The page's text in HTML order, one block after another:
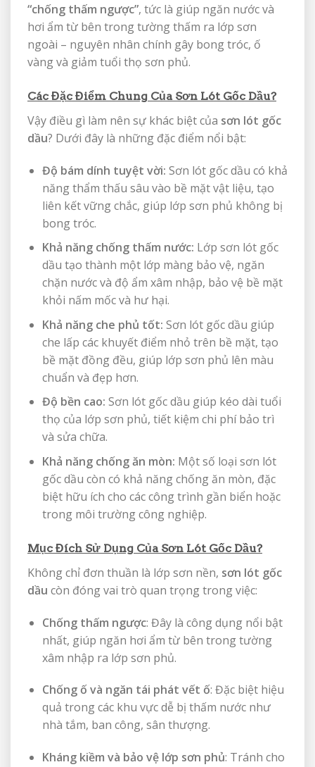
“chống thấm ngược”, tức là giúp ngăn nước và
hơi ẩm từ bên trong tường thấm ra lớp sơn
ngoài – nguyên nhân chính gây bong tróc, ố
vàng và giảm tuổi thọ sơn phủ.
Các Đặc Điểm Chung Của Sơn Lót Gốc Dầu?
Vậy điều gì làm nên sự khác biệt của sơn lót gốc
dầu? Dưới đây là những đặc điểm nổi bật:
Độ bám dính tuyệt vời: Sơn lót gốc dầu có khả
năng thẩm thấu sâu vào bề mặt vật liệu, tạo
liên kết vững chắc, giúp lớp sơn phủ không bị
bong tróc.
Khả năng chống thấm nước: Lớp sơn lót gốc
dầu tạo thành một lớp màng bảo vệ, ngăn
chặn nước và độ ẩm xâm nhập, bảo vệ bề mặt
khỏi nấm mốc và hư hại.
Khả năng che phủ tốt: Sơn lót gốc dầu giúp
che lấp các khuyết điểm nhỏ trên bề mặt, tạo
bề mặt đồng đều, giúp lớp sơn phủ lên màu
chuẩn và đẹp hơn.
Độ bền cao: Sơn lót gốc dầu giúp kéo dài tuổi
thọ của lớp sơn phủ, tiết kiệm chi phí bảo trì
và sửa chữa.
Khả năng chống ăn mòn: Một số loại sơn lót
gốc dầu còn có khả năng chống ăn mòn, đặc
biệt hữu ích cho các công trình gần biển hoặc
trong môi trường công nghiệp.
Mục Đích Sử Dụng Của Sơn Lót Gốc Dầu?
Không chỉ đơn thuần là lớp sơn nền, sơn lót gốc
dầu còn đóng vai trò quan trọng trong việc:
Chống thấm ngược: Đây là công dụng nổi bật
nhất, giúp ngăn hơi ẩm từ bên trong tường
xâm nhập ra lớp sơn phủ.
Chống ố và ngăn tái phát vết ố: Đặc biệt hiệu
quả trong các khu vực dễ bị thấm nước như
nhà tắm, ban công, sân thượng.
Kháng kiềm và bảo vệ lớp sơn phủ: Tránh cho